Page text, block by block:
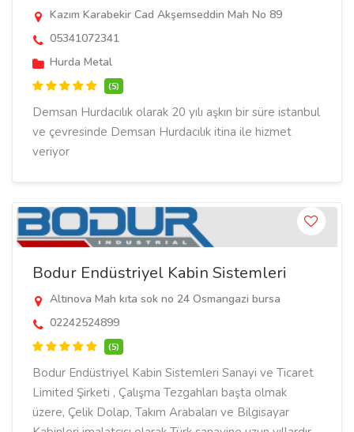
Kazım Karabekir Cad Akşemseddin Mah No 89
05341072341
Hurda Metal
(5)
Demsan Hurdacılık olarak 20 yılı aşkın bir süre istanbul
ve çevresinde Demsan Hurdacılık itina ile hizmet
veriyor
Bodur Endüstriyel Kabin Sistemleri
Altınova Mah kıta sok no 24 Osmangazi bursa
02242524899
(5)
Bodur Endüstriyel Kabin Sistemleri Sanayi ve Ticaret
Limited Şirketi , Çalışma Tezgahları başta olmak
üzere, Çelik Dolap, Takım Arabaları ve Bilgisayar